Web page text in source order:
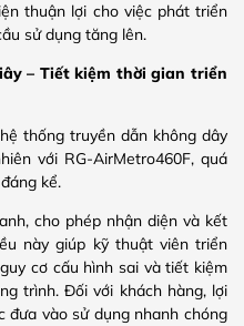
thuận lợi cho việc phát triển
sử dụng tăng lên.
– Tiết kiệm thời gian triển
thống truyền dẫn không dây
với RG-AirMetro460F, quá
kể.
cho phép nhận diện và kết
này giúp kỹ thuật viên triển
cơ cấu hình sai và tiết kiệm
trình. Đối với khách hàng, lợi
đưa vào sử dụng nhanh chóng